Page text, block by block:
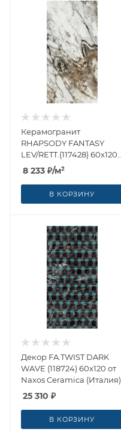
Керамогранит
RHAPSODY FANTASY
LEV/RETT.(117428) 60x120
от Naxos Ceramica
(Италия)
8 233 ₽/м²
В КОРЗИНУ
Декор FA.TWIST DARK
WAVE (118724) 60x120 от
Naxos Ceramica (Италия)
25 310 ₽
В КОРЗИНУ